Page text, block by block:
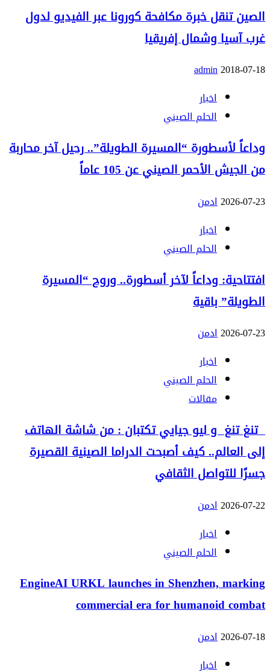
الصين تنقل خبرة مكافحة كورونا عبر الفيديو لدول
غرب آسيا وشمال إفريقيا
2018-07-18
admin
اخبار
الحلم الصيني
وداعاً لأسطورة “المسيرة الطويلة”.. رحيل آخر محاربة
من الجيش الأحمر الصيني عن 105 عاماً
2026-07-23ادمن
اخبار
الحلم الصيني
افتتاحية: وداعاً لآخر أسطورة.. وروح “المسيرة
الطويلة” باقية
2026-07-23ادمن
اخبار
الحلم الصيني
مقالات
تنغ تنغ و ليو جيايي تكتبان : من شاشة الهاتف
إلى العالم.. كيف أصبحت الدراما الصينية القصيرة
جسرًا للتواصل الثقافي
2026-07-22ادمن
اخبار
الحلم الصيني
EngineAI URKL launches in Shenzhen, marking
commercial era for humanoid combat
2026-07-18ادمن
اخبار